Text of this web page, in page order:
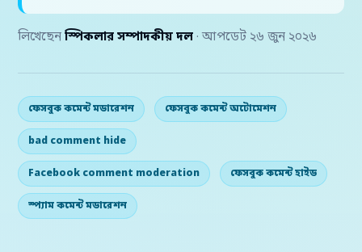
লিখেছেন স্পিকলার সম্পাদকীয় দল · আপডেট ২৬ জুন ২০২৬
ফেসবুক কমেন্ট মডারেশন ফেসবুক কমেন্ট অটোমেশন
bad comment hide
Facebook comment moderation ফেসবুক কমেন্ট হাইড
স্প্যাম কমেন্ট মডারেশন